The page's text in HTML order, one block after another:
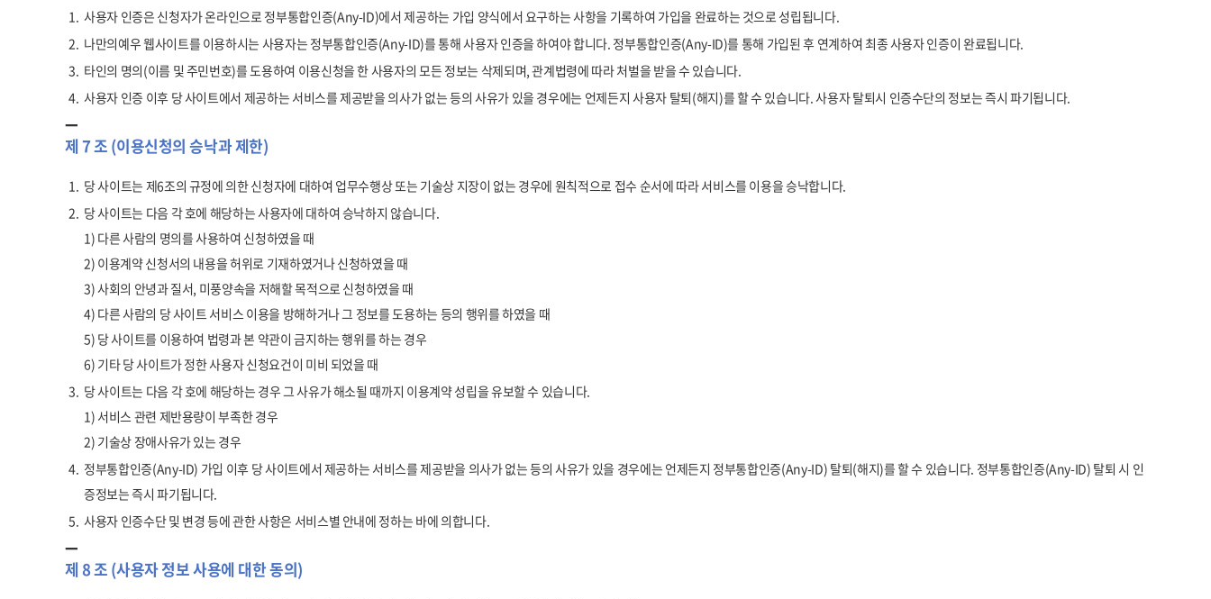
1. 사용자 인증은 신청자가 온라인으로 정부통합인증(Any-ID)에서 제공하는 가입 양식에서 요구하는 사항을 기록하여 가입을 완료하는 것으로 성립됩니다.
2. 나만의예우 웹사이트를 이용하시는 사용자는 정부통합인증(Any-ID)를 통해 사용자 인증을 하여야 합니다. 정부통합인증(Any-ID)를 통해 가입된 후 연계하여 최종 사용자 인증이 완료됩니다.
3. 타인의 명의(이름 및 주민번호)를 도용하여 이용신청을 한 사용자의 모든 정보는 삭제되며, 관계법령에 따라 처벌을 받을 수 있습니다.
4. 사용자 인증 이후 당 사이트에서 제공하는 서비스를 제공받을 의사가 없는 등의 사유가 있을 경우에는 언제든지 사용자 탈퇴(해지)를 할 수 있습니다. 사용자 탈퇴시 인증수단의 정보는 즉시 파기됩니다.
제 7 조 (이용신청의 승낙과 제한)
1. 당 사이트는 제6조의 규정에 의한 신청자에 대하여 업무수행상 또는 기술상 지장이 없는 경우에 원칙적으로 접수 순서에 따라 서비스를 이용을 승낙합니다.
2. 당 사이트는 다음 각 호에 해당하는 사용자에 대하여 승낙하지 않습니다.
1) 다른 사람의 명의를 사용하여 신청하였을 때
2) 이용계약 신청서의 내용을 허위로 기재하였거나 신청하였을 때
3) 사회의 안녕과 질서, 미풍양속을 저해할 목적으로 신청하였을 때
4) 다른 사람의 당 사이트 서비스 이용을 방해하거나 그 정보를 도용하는 등의 행위를 하였을 때
5) 당 사이트를 이용하여 법령과 본 약관이 금지하는 행위를 하는 경우
6) 기타 당 사이트가 정한 사용자 신청요건이 미비 되었을 때
3. 당 사이트는 다음 각 호에 해당하는 경우 그 사유가 해소될 때까지 이용계약 성립을 유보할 수 있습니다.
1) 서비스 관련 제반용량이 부족한 경우
2) 기술상 장애사유가 있는 경우
4. 정부통합인증(Any-ID) 가입 이후 당 사이트에서 제공하는 서비스를 제공받을 의사가 없는 등의 사유가 있을 경우에는 언제든지 정부통합인증(Any-ID) 탈퇴(해지)를 할 수 있습니다. 정부통합인증(Any-ID) 탈퇴 시 인
증정보는 즉시 파기됩니다.
5. 사용자 인증수단 및 변경 등에 관한 사항은 서비스별 안내에 정하는 바에 의합니다.
제 8 조 (사용자 정보 사용에 대한 동의)